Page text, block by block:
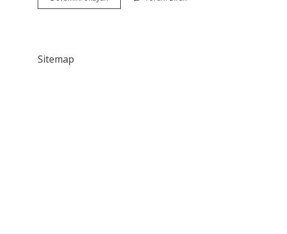
Pili
Sitemap